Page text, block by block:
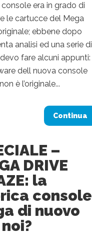
era in grado di
le cartucce del Mega
ebbene dopo
analisi ed una serie di
fare alcuni appunti:
dell nuova console
è l’originale...
Continua
–
DRIVE
la
console
di nuovo